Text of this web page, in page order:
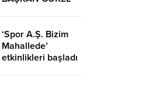
‘Spor A.Ş. Bizim
Mahallede’
etkinlikleri başladı